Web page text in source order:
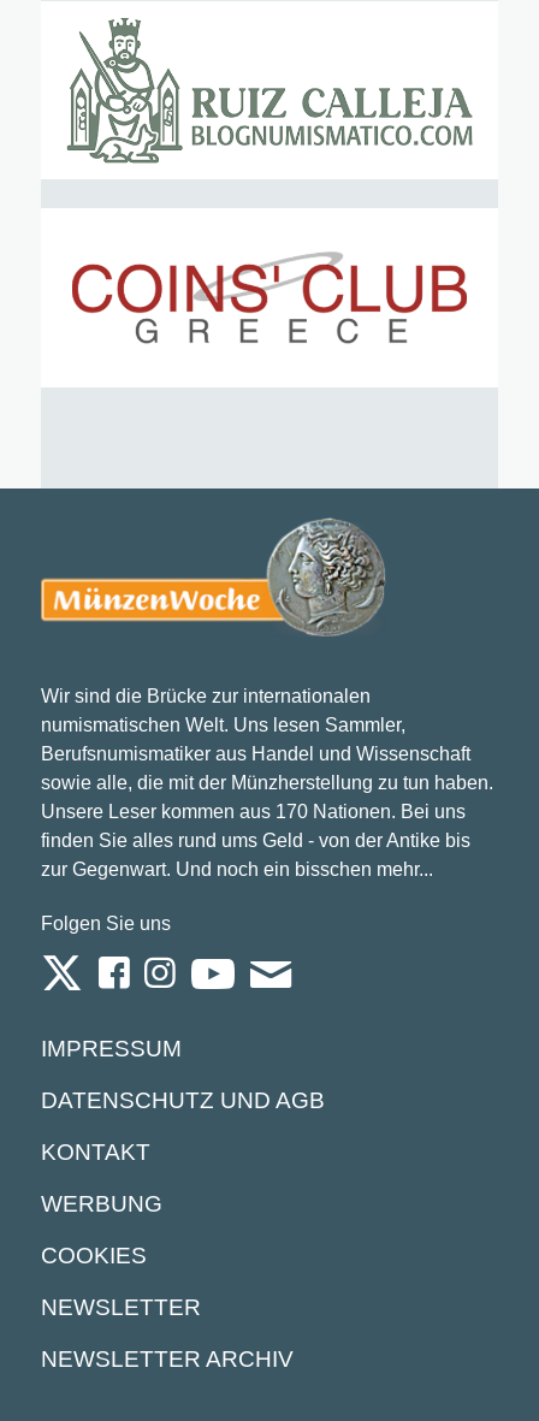
Wir sind die Brücke zur internationalen
numismatischen Welt. Uns lesen Sammler,
Berufsnumismatiker aus Handel und Wissenschaft
sowie alle, die mit der Münzherstellung zu tun haben.
Unsere Leser kommen aus 170 Nationen. Bei uns
finden Sie alles rund ums Geld - von der Antike bis
zur Gegenwart. Und noch ein bisschen mehr...
Folgen Sie uns
IMPRESSUM
DATENSCHUTZ UND AGB
KONTAKT
WERBUNG
COOKIES
NEWSLETTER
NEWSLETTER ARCHIV